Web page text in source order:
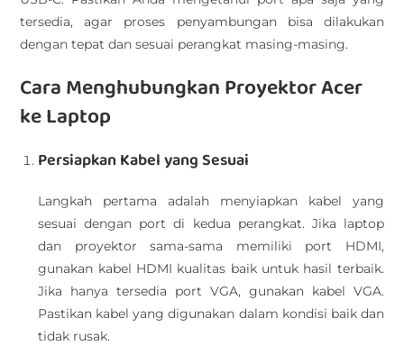
tersedia, agar proses penyambungan bisa dilakukan
dengan tepat dan sesuai perangkat masing-masing.
Cara Menghubungkan Proyektor Acer
ke Laptop
Persiapkan Kabel yang Sesuai
Langkah pertama adalah menyiapkan kabel yang
sesuai dengan port di kedua perangkat. Jika laptop
dan proyektor sama-sama memiliki port HDMI,
gunakan kabel HDMI kualitas baik untuk hasil terbaik.
Jika hanya tersedia port VGA, gunakan kabel VGA.
Pastikan kabel yang digunakan dalam kondisi baik dan
tidak rusak.